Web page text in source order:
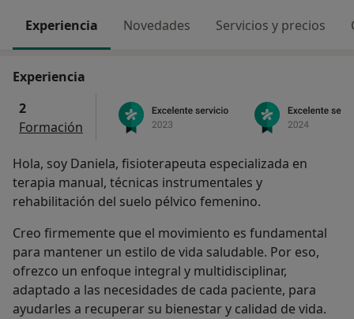
Experiencia Novedades Servicios y precios
Experiencia
2
Formación
Hola, soy Daniela, fisioterapeuta especializada en
terapia manual, técnicas instrumentales y
rehabilitación del suelo pélvico femenino.
Creo firmemente que el movimiento es fundamental
para mantener un estilo de vida saludable. Por eso,
ofrezco un enfoque integral y multidisciplinar,
adaptado a las necesidades de cada paciente, para
ayudarles a recuperar su bienestar y calidad de vida.